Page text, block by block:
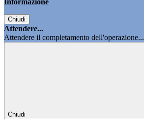
Informazione
Chiudi
Attendere...
Attendere il completamento dell'operazione...
Chiudi